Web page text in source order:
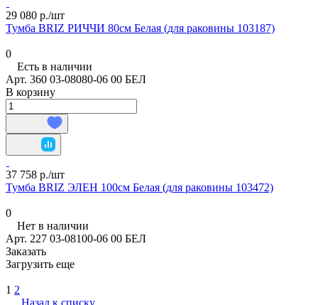
29 080 р./шт
Тумба BRIZ РИЧЧИ 80см Белая (для раковины 103187)
0
Есть в наличии
Арт. 360 03-08080-06 00 БЕЛ
В корзину
37 758 р./шт
Тумба BRIZ ЭЛЕН 100см Белая (для раковины 103472)
0
Нет в наличии
Арт. 227 03-08100-06 00 БЕЛ
Заказать
Загрузить еще
1 2
Назад к списку